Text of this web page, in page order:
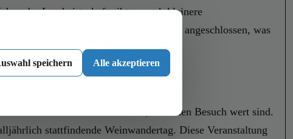
der Landwirtschaft gibt es auch kleinere
ist gut an das öffentliche Verkehrsnetz angeschlossen, was
ist reich an Kunstwerken, die einen Besuch wert sind.
stattfindende Weinwandertag. Diese Veranstaltung
speichern Alle akzeptieren